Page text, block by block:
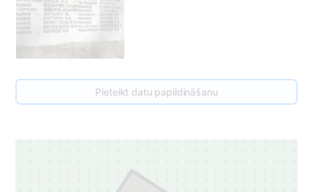
Pieteikt datu papildināšanu